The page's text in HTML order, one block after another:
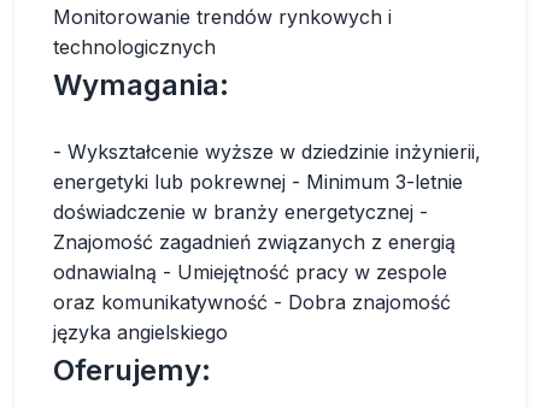
Monitorowanie trendów rynkowych i
technologicznych
Wymagania:
- Wykształcenie wyższe w dziedzinie inżynierii,
energetyki lub pokrewnej - Minimum 3-letnie
doświadczenie w branży energetycznej -
Znajomość zagadnień związanych z energią
odnawialną - Umiejętność pracy w zespole
oraz komunikatywność - Dobra znajomość
języka angielskiego
Oferujemy: